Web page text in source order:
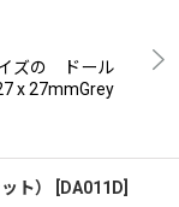
ズの ドール
x 27mmGrey
ト） DA011D